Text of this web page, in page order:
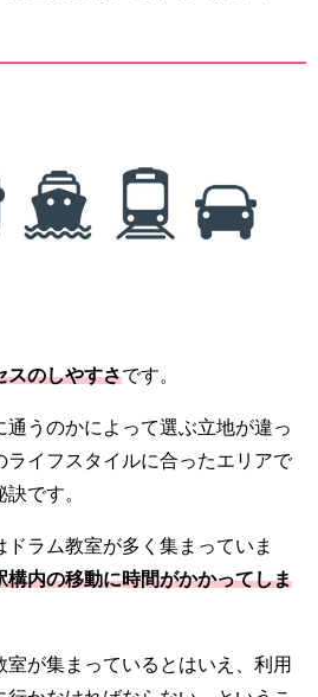
スのしやすさです。
うのかによって選ぶ立地が違っ
ライフスタイルに合ったエリアで
です。
ラム教室が多く集まっていま
構内の移動に時間がかかってしま
が集まっているとはいえ、利用